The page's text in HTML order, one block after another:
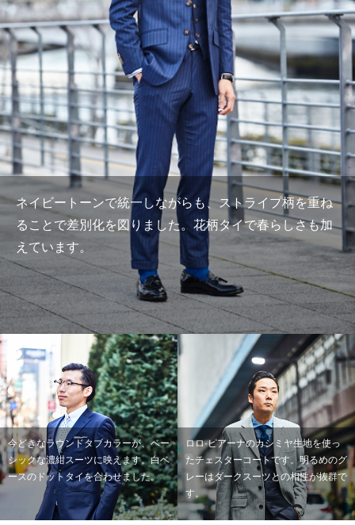
ネイビートーンで統一しながらも、ストライプ柄を重ね
ることで差別化を図りました。花柄タイで春らしさも加
えています。
今どきなラウンドタブカラーが、ベー
シックな濃紺スーツに映えます。白ベ
ースのドットタイを合わせました。
ロロ·ピアーナのカシミヤ生地を使っ
たチェスターコートです。明るめのグ
レーはダークスーツとの相性が抜群で
す。